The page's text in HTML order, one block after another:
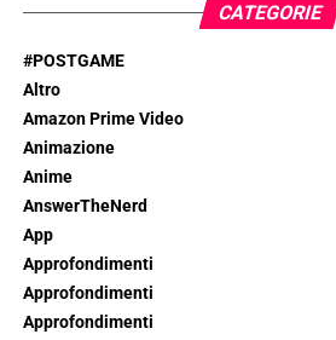
CATEGORIE
#POSTGAME
Altro
Amazon Prime Video
Animazione
Anime
AnswerTheNerd
App
Approfondimenti
Approfondimenti
Approfondimenti